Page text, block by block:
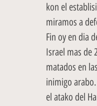
kon el
miramos a
Fin oy en dia
Israel mas de
matados en
inimigo
el atako del